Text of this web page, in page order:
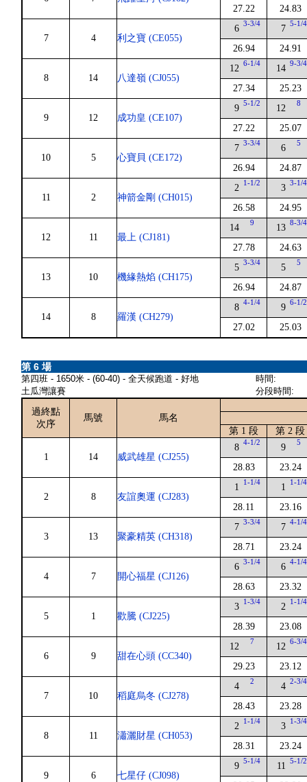
27.22
24.83
7 4 利之寶 (CE055)
6 3-3/4
26.94
7 5-1/4
24.91
8 14 八達嶺 (CJ055)
12 6-1/4
27.34
14 9-3/4
25.23
9 12 成功皇 (CE107)
9 5-1/2
27.22
12 8
25.07
10 5 心寶貝 (CE172)
7 3-3/4
26.94
6 5
24.87
11 2 神箭金剛 (CH015)
2 1-1/2
26.58
3 3-1/4
24.95
12 11 最上 (CJ181)
14 9
27.78
13 8-3/4
24.63
13 10 機緣熱焰 (CH175)
5 3-3/4
26.94
5 5
24.87
14 8 羅漢 (CH279)
8 4-1/4
27.02
9 6-1/2
25.03
第 6 場
第四班 - 1650米 - (60-40) - 全天候跑道 - 好地
土瓜灣讓賽
時間:
分段時間:
過終點
次序
馬號
馬名
第 1 段
第 2 段
1 14 威武雄星 (CJ255)
8 4-1/2
28.83
9 5
23.24
2 8 友誼奧運 (CJ283)
1 1-1/4
28.11
1 1-1/4
23.16
3 13 聚豪精英 (CH318)
7 3-3/4
28.71
7 4-1/4
23.24
4 7 開心福星 (CJ126)
6 3-1/4
28.63
6 4-1/4
23.32
5 1 歡騰 (CJ225)
3 1-3/4
28.39
2 1-1/4
23.08
6 9 甜在心頭 (CC340)
12 7
29.23
12 6-3/4
23.12
7 10 稻庭烏冬 (CJ278)
4 2
28.43
4 2-3/4
23.28
8 11 瀟灑財星 (CH053)
2 1-1/4
28.31
3 1-3/4
23.24
9 6 七星仔 (CJ098)
9 5-1/4 11 5-1/2